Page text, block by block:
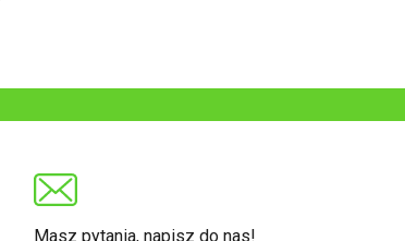
Masz pytania, napisz do nas!